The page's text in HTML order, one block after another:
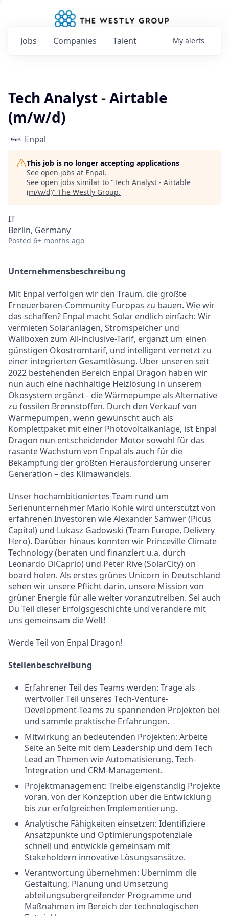
Jobs Companies Talent My alerts
Tech Analyst - Airtable
(m/w/d)
Enpal
This job is no longer accepting applications
See open jobs at Enpal.
See open jobs similar to "Tech Analyst - Airtable
(m/w/d)" The Westly Group.
IT
Berlin, Germany
Posted 6+ months ago
Unternehmensbeschreibung
Mit Enpal verfolgen wir den Traum, die größte
Erneuerbaren-Community Europas zu bauen. Wie wir
das schaffen? Enpal macht Solar endlich einfach: Wir
vermieten Solaranlagen, Stromspeicher und
Wallboxen zum All-inclusive-Tarif, ergänzt um einen
günstigen Ökostromtarif, und intelligent vernetzt zu
einer integrierten Gesamtlösung. Über unseren seit
2022 bestehenden Bereich Enpal Dragon haben wir
nun auch eine nachhaltige Heizlösung in unserem
Ökosystem ergänzt - die Wärmepumpe als Alternative
zu fossilen Brennstoffen. Durch den Verkauf von
Wärmepumpen, wenn gewünscht auch als
Komplettpaket mit einer Photovoltaikanlage, ist Enpal
Dragon nun entscheidender Motor sowohl für das
rasante Wachstum von Enpal als auch für die
Bekämpfung der größten Herausforderung unserer
Generation – des Klimawandels.
Unser hochambitioniertes Team rund um
Serienunternehmer Mario Kohle wird unterstützt von
erfahrenen Investoren wie Alexander Samwer (Picus
Capital) und Lukasz Gadowski (Team Europe, Delivery
Hero). Darüber hinaus konnten wir Princeville Climate
Technology (beraten und finanziert u.a. durch
Leonardo DiCaprio) und Peter Rive (SolarCity) on
board holen. Als erstes grünes Unicorn in Deutschland
sehen wir unsere Pflicht darin, unsere Mission von
grüner Energie für alle weiter voranzutreiben. Sei auch
Du Teil dieser Erfolgsgeschichte und verändere mit
uns gemeinsam die Welt!
Werde Teil von Enpal Dragon!
Stellenbeschreibung
Erfahrener Teil des Teams werden: Trage als
wertvoller Teil unseres Tech-Venture-
Development-Teams zu spannenden Projekten bei
und sammle praktische Erfahrungen.
Mitwirkung an bedeutenden Projekten: Arbeite
Seite an Seite mit dem Leadership und dem Tech
Lead an Themen wie Automatisierung, Tech-
Integration und CRM-Management.
Projektmanagement: Treibe eigenständig Projekte
voran, von der Konzeption über die Entwicklung
bis zur erfolgreichen Implementierung.
Analytische Fähigkeiten einsetzen: Identifiziere
Ansatzpunkte und Optimierungspotenziale
schnell und entwickle gemeinsam mit
Stakeholdern innovative Lösungsansätze.
Verantwortung übernehmen: Übernimm die
Gestaltung, Planung und Umsetzung
abteilungsübergreifender Programme und
Maßnahmen im Bereich der technologischen